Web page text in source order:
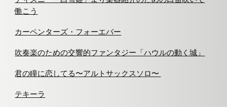
働こう
カーペンターズ・フォーエバー
吹奏楽のための交響的ファンタジー「ハウルの動く城」
君の瞳に恋してる〜アルトサックスソロ〜
テキーラ